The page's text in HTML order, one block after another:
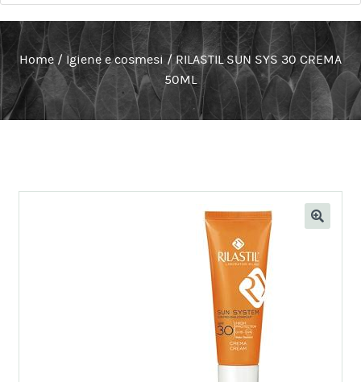
Home / Igiene e cosmesi /RILASTIL SUN SYS 30 CREMA
50ML